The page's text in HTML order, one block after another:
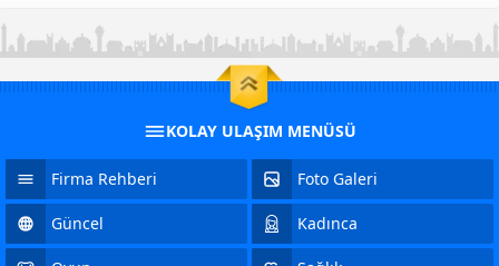
KOLAY ULAŞIM MENÜSÜ
Firma Rehberi Foto Galeri
Güncel Kadınca